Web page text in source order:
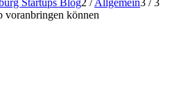
Startups Blog2 / Allgemein3 / 3
voranbringen können